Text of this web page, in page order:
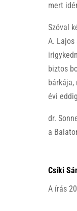
mert
Szóval
A. Lajos
biztos
évi
dr.
a
Csíki
A írás